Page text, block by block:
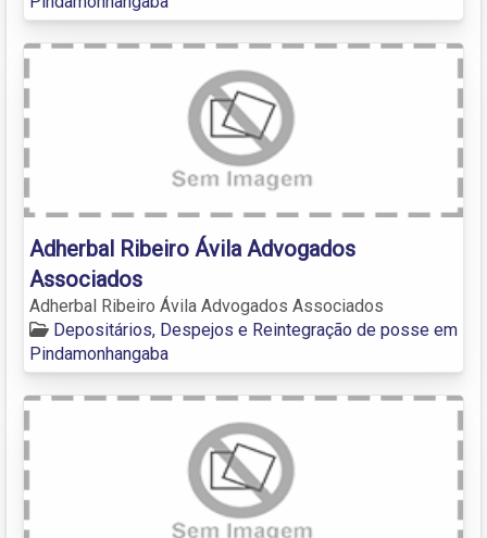
Adherbal Ribeiro Ávila Advogados
Associados
Adherbal Ribeiro Ávila Advogados Associados
Depositários, Despejos e Reintegração de posse em
Pindamonhangaba